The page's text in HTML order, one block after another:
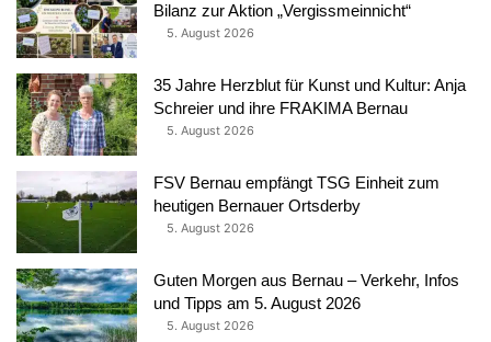
Bilanz zur Aktion „Vergissmeinnicht“
5. August 2026
35 Jahre Herzblut für Kunst und Kultur: Anja
Schreier und ihre FRAKIMA Bernau
5. August 2026
FSV Bernau empfängt TSG Einheit zum
heutigen Bernauer Ortsderby
5. August 2026
Guten Morgen aus Bernau – Verkehr, Infos
und Tipps am 5. August 2026
5. August 2026